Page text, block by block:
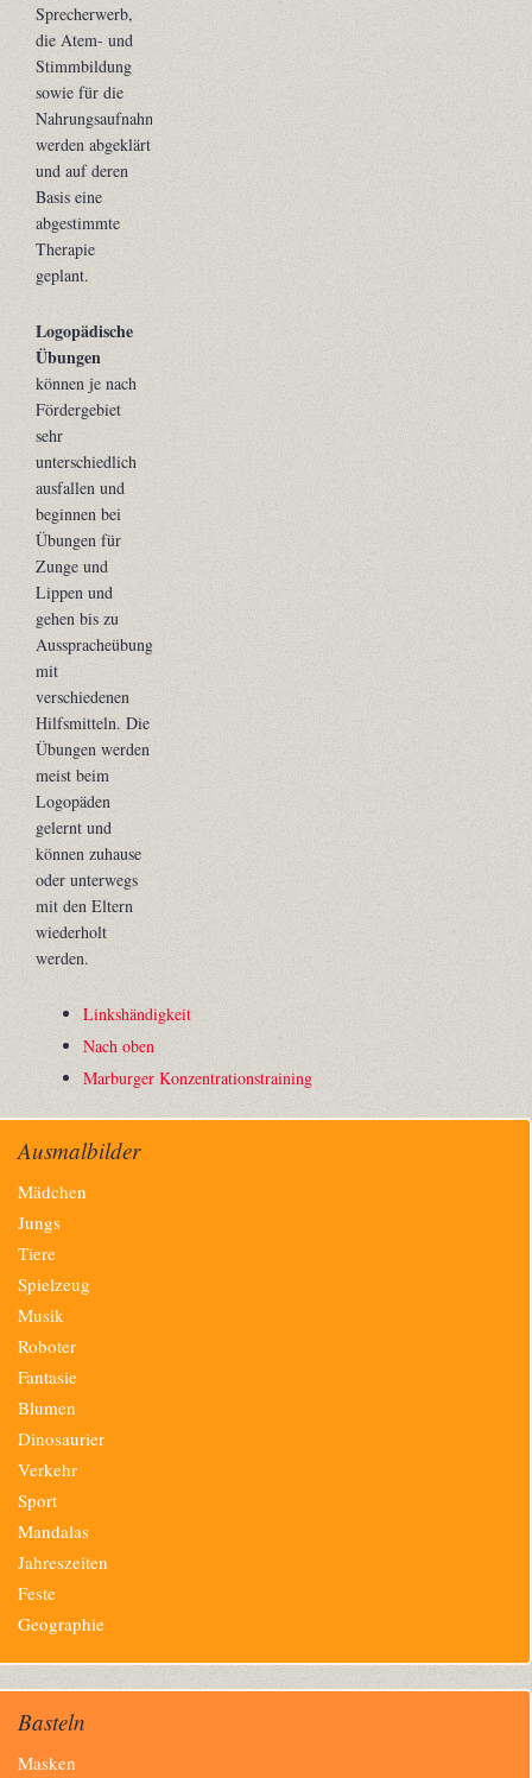
Sprecherwerb,
die Atem- und
Stimmbildung
sowie für die
Nahrungsaufnahme
werden abgeklärt
und auf deren
Basis eine
abgestimmte
Therapie
geplant.
Logopädische
Übungen
können je nach
Fördergebiet
sehr
unterschiedlich
ausfallen und
beginnen bei
Übungen für
Zunge und
Lippen und
gehen bis zu
Ausspracheübungen
mit
verschiedenen
Hilfsmitteln. Die
Übungen werden
meist beim
Logopäden
gelernt und
können zuhause
oder unterwegs
mit den Eltern
wiederholt
werden.
Linkshändigkeit
Nach oben
Marburger Konzentrationstraining
Ausmalbilder
Navigation
überspringen
Mädchen
Jungs
Tiere
Spielzeug
Musik
Roboter
Fantasie
Blumen
Dinosaurier
Verkehr
Sport
Mandalas
Jahreszeiten
Feste
Geographie
Basteln
Navigation
Masken